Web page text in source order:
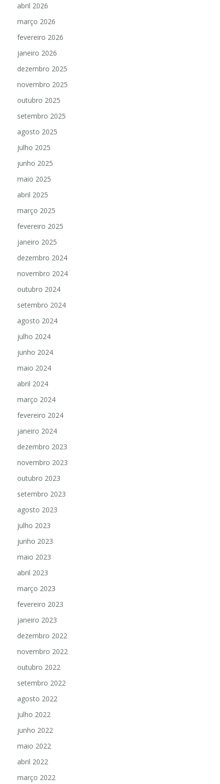
abril 2026
março 2026
fevereiro 2026
janeiro 2026
dezembro 2025
novembro 2025
outubro 2025
setembro 2025
agosto 2025
julho 2025
junho 2025
maio 2025
abril 2025
março 2025
fevereiro 2025
janeiro 2025
dezembro 2024
novembro 2024
outubro 2024
setembro 2024
agosto 2024
julho 2024
junho 2024
maio 2024
abril 2024
março 2024
fevereiro 2024
janeiro 2024
dezembro 2023
novembro 2023
outubro 2023
setembro 2023
agosto 2023
julho 2023
junho 2023
maio 2023
abril 2023
março 2023
fevereiro 2023
janeiro 2023
dezembro 2022
novembro 2022
outubro 2022
setembro 2022
agosto 2022
julho 2022
junho 2022
maio 2022
abril 2022
março 2022